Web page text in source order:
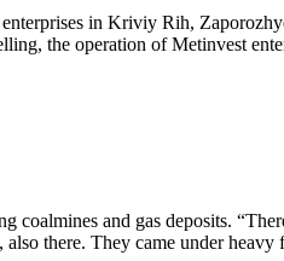
in Kriviy Rih,
the operation of Metinvest
coalmines and gas deposits.
there. They came under